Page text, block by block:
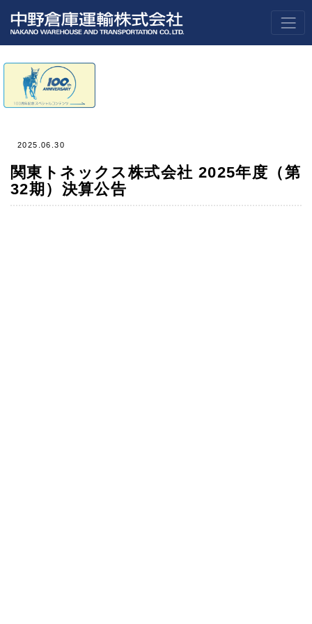
2025.06.30
関東トネックス株式会社 2025年度（第
32期）決算公告